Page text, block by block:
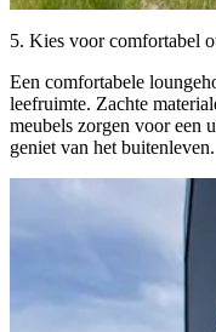
5. Kies voor comfortabel
Een comfortabele
leefruimte. Zachte
meubels zorgen voor een
geniet van het buitenleven.